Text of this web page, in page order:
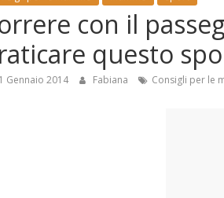
con il
questo
Gennaio 2014 Fabiana Consigli per le